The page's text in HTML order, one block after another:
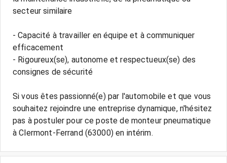
secteur similaire
- Capacité à travailler en équipe et à communiquer
efficacement
- Rigoureux(se), autonome et respectueux(se) des
consignes de sécurité
Si vous êtes passionné(e) par l'automobile et que vous
souhaitez rejoindre une entreprise dynamique, n'hésitez
pas à postuler pour ce poste de monteur pneumatique